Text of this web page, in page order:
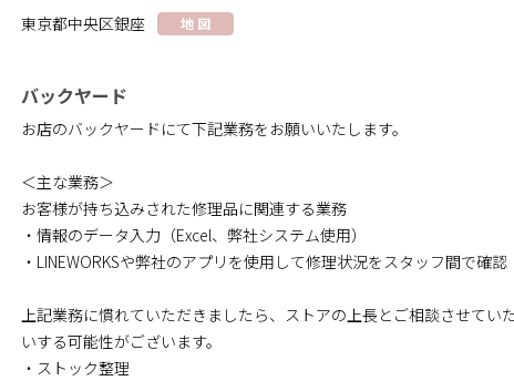
東京都中央区銀座 地 図
バックヤード
お店のバックヤードにて下記業務をお願いいたします。
＜主な業務＞
お客様が持ち込みされた修理品に関連する業務
・情報のデータ入力（Excel、弊社システム使用）
・LINEWORKSや弊社のアプリを使用して修理状況をスタッフ間で確認
上記業務に慣れていただきましたら、ストアの上長とご相談させてい
いする可能性がございます。
・ストック整理